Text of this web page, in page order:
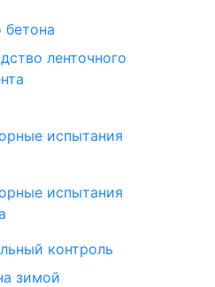
бетона
ленточного
испытания
испытания
контроль
зимой